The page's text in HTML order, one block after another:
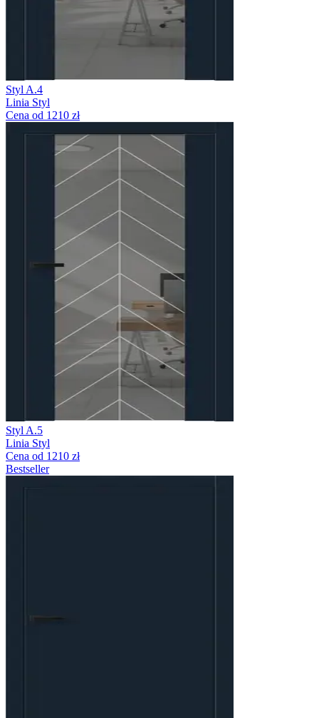
Styl A.4
Linia Styl
Cena od 1210 zł
Styl A.5
Linia Styl
Cena od 1210 zł
Bestseller